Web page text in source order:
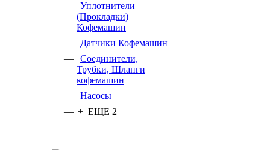
Уплотнители
(Прокладки)
Кофемашин
Датчики Кофемашин
Соединители,
Трубки, Шланги
кофемашин
Насосы
+ ЕЩЕ 2